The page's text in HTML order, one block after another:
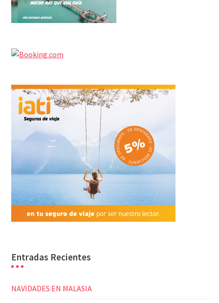
Entradas Recientes
NAVIDADES EN MALASIA